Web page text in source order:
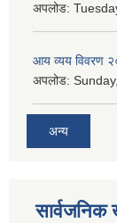
अपलोड:
आय व्यय विवरण
अपलोड:
अन्य